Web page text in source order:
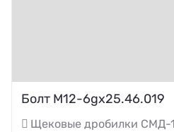
Болт М12-6gх25.46.019
Щековые дробилки СМД-